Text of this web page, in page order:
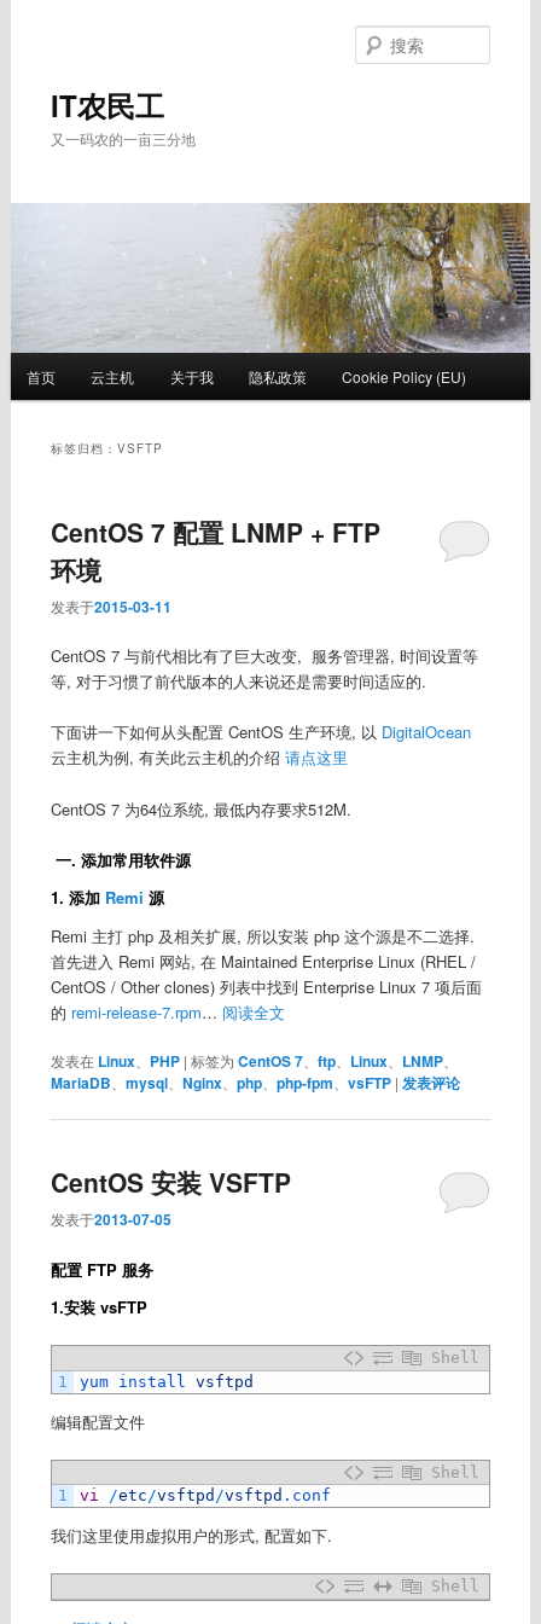
IT农民工
又一码农的一亩三分地
首页 云主机 关于我 隐私政策 Cookie Policy (EU)
标签归档： VSFTP
CentOS 7 配置 LNMP + FTP
环境
发表于2015-03-11
CentOS 7 与前代相比有了巨大改变, 服务管理器, 时间设置等
等, 对于习惯了前代版本的人来说还是需要时间适应的.
下面讲一下如何从头配置 CentOS 生产环境, 以 DigitalOcean
云主机为例, 有关此云主机的介绍 请点这里
CentOS 7 为64位系统, 最低内存要求512M.
一. 添加常用软件源
1. 添加 Remi 源
Remi 主打 php 及相关扩展, 所以安装 php 这个源是不二选择.
首先进入 Remi 网站, 在 Maintained Enterprise Linux (RHEL /
CentOS / Other clones) 列表中找到 Enterprise Linux 7 项后面
的 remi-release-7.rpm… 阅读全文
发表在 Linux、 PHP | 标签为 CentOS 7、 ftp、 Linux、 LNMP、
MariaDB mysql、 Nginx、 php、 php-fpm vsFTP | 发表评论
CentOS 安装 VSFTP
发表于2013-07-05
配置 FTP 服务
1.安装 vsFTP
Shell
1
yum install vsftpd
编辑配置文件
Shell
1
vi /etc/vsftpd /vsftpd .conf
我们这里使用虚拟用户的形式, 配置如下.
Shell